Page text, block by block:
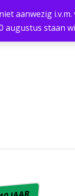
aanwezig
augustus staan